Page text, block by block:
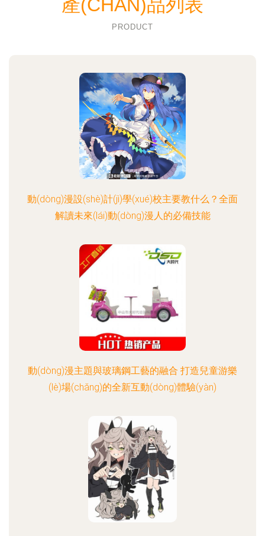
產(CHǍN)品列表
PRODUCT
動(dòng)漫設(shè)計(jì)學(xué)校主要教什么？全面
解讀未來(lái)動(dòng)漫人的必備技能
動(dòng)漫主題與玻璃鋼工藝的融合 打造兒童游樂
(lè)場(chǎng)的全新互動(dòng)體驗(yàn)